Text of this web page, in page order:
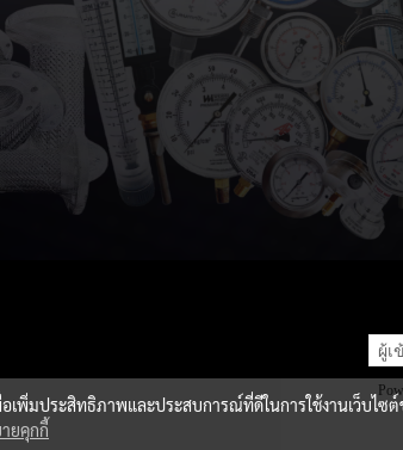
ผู้
อเพิ่มประสิทธิภาพและประสบการณ์ที่ดีในการใช้งานเว็บไซ
ยคุกกี้